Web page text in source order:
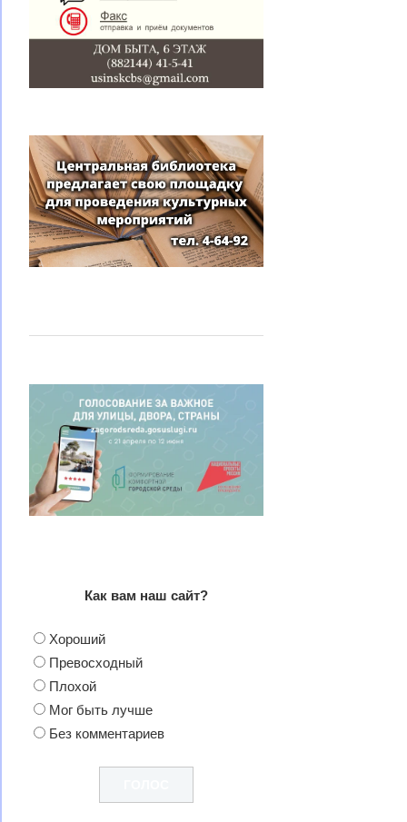
Как вам наш сайт?
Хороший
Превосходный
Плохой
Мог быть лучше
Без комментариев